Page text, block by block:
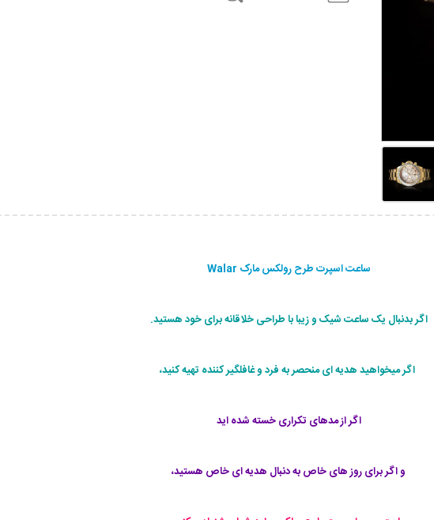
ساعت اسپرت طرح رولکس مارک Walar
اگر بدنبال یک ساعت شیک و زیبا با طراحی خلاقانه برای خود هستید.
اگر میخواهید هدیه ای منحصر به فرد و غافلگیر کننده تهیه کنید،
اگر از مدهای تکراری خسته شده اید
و اگر برای روز های خاص به دنبال هدیه ای خاص هستید،